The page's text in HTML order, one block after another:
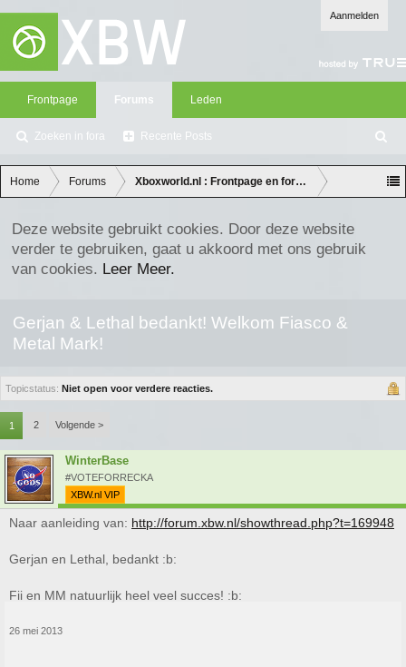
Aanmelden
Frontpage Forums
Zoeken in fora Recente Posts
Leden
oe
ke
n
Home Forums Xboxworld.nl : Frontpage en forum discussie
Deze website gebruikt cookies. Door deze website
verder te gebruiken, gaat u akkoord met ons gebruik
van cookies. Leer Meer.
Gerjan & Lethal bedankt! Welkom Fiasco &
Metal Mark!
Topicstatus: Niet open voor verdere reacties.
1 2 Volgende >
WinterBase
#VOTEFORRECKA
XBW.nl VIP
Naar aanleiding van: http://forum.xbw.nl/showthread.php?t=169948
Gerjan en Lethal, bedankt :b:
Fii en MM natuurlijk heel veel succes! :b:
26 mei 2013